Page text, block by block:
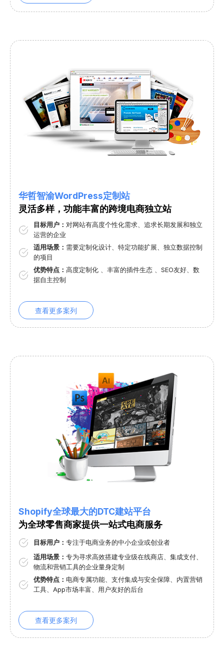
华哲智渝WordPress定制站
灵活多样，功能丰富的跨境电商独立站
目标用户： 对网站有高度个性化需求、追求长期发展和独立
运营的企业
适用场景： 需要定制化设计、特定功能扩展、独立数据控制
的项目
优势特点： 高度定制化 、丰富的插件生态 、SEO友好、数
据自主控制
查看更多案列
Shopify全球最大的DTC建站平台
为全球零售商家提供一站式电商服务
目标用户： 专注于电商业务的中小企业或创业者
适用场景： 专为寻求高效搭建专业级在线商店、集成支付、
物流和营销工具的企业量身定制
优势特点： 电商专属功能、支付集成与安全保障、内置营销
工具、App市场丰富、用户友好的后台
查看更多案列